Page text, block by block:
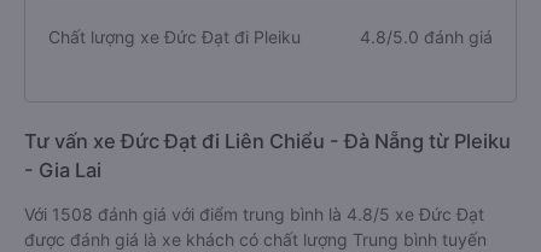
Chất lượng xe Đức Đạt đi Pleiku 4.8/5.0 đánh giá
Tư vấn xe Đức Đạt đi Liên Chiểu - Đà Nẵng từ Pleiku
- Gia Lai
Với 1508 đánh giá với điểm trung bình là 4.8/5 xe Đức Đạt
được đánh giá là xe khách có chất lượng Trung bình tuyến